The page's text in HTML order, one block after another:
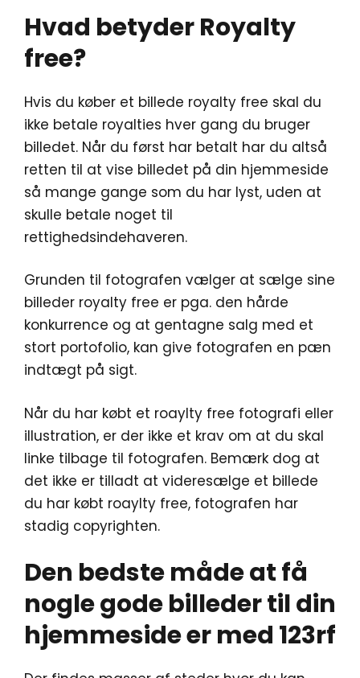
Hvad betyder Royalty
free?
Hvis du køber et billede royalty free skal du
ikke betale royalties hver gang du bruger
billedet. Når du først har betalt har du altså
retten til at vise billedet på din hjemmeside
så mange gange som du har lyst, uden at
skulle betale noget til
rettighedsindehaveren.
Grunden til fotografen vælger at sælge sine
billeder royalty free er pga. den hårde
konkurrence og at gentagne salg med et
stort portofolio, kan give fotografen en pæn
indtægt på sigt.
Når du har købt et roaylty free fotografi eller
illustration, er der ikke et krav om at du skal
linke tilbage til fotografen. Bemærk dog at
det ikke er tilladt at videresælge et billede
du har købt roaylty free, fotografen har
stadig copyrighten.
Den bedste måde at få
nogle gode billeder til din
hjemmeside er med 123rf